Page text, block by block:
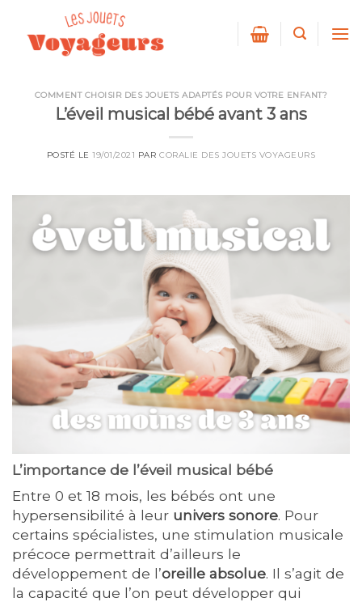
content
COMMENT CHOISIR DES JOUETS ADAPTÉS POUR VOTRE ENFANT?
L’éveil musical bébé avant 3 ans
POSTÉ LE19/01/2021 PAR CORALIE DES JOUETS VOYAGEURS
L’importance de l’éveil musical bébé
Entre 0 et 18 mois, les bébés ont une
hypersensibilité à leur univers sonore. Pour
certains spécialistes, une stimulation musicale
précoce permettrait d’ailleurs le
développement de l’oreille absolue. Il s’agit de
la capacité que l’on peut développer qui